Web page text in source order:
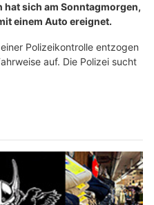
hat sich am Sonntagmorgen,
einem Auto ereignet.
Polizeikontrolle entzogen
auf. Die Polizei sucht